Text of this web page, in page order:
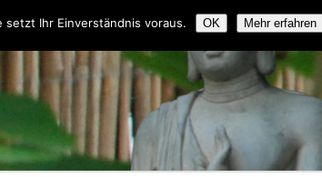
Ihr Einverständnis voraus. OK Mehr erfahren